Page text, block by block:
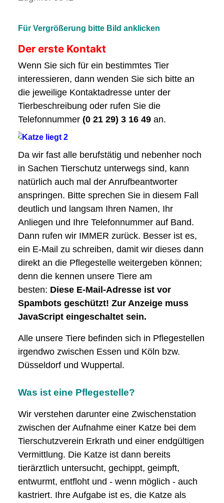
Für Vergrößerung bitte Bild anklicken
Der erste Kontakt
Wenn Sie sich für ein bestimmtes Tier
interessieren, dann wenden Sie sich bitte an
die jeweilige Kontaktadresse unter der
Tierbeschreibung oder rufen Sie die
Telefonnummer (0 21 29) 3 16 49 an.
Da wir fast alle berufstätig und nebenher noch
in Sachen Tierschutz unterwegs sind, kann
natürlich auch mal der Anrufbeantworter
anspringen. Bitte sprechen Sie in diesem Fall
deutlich und langsam Ihren Namen, Ihr
Anliegen und Ihre Telefonnummer auf Band.
Dann rufen wir IMMER zurück. Besser ist es,
ein E-Mail zu schreiben, damit wir dieses dann
direkt an die Pflegestelle weitergeben können;
denn die kennen unsere Tiere am
besten: Diese E-Mail-Adresse ist vor
Spambots geschützt! Zur Anzeige muss
JavaScript eingeschaltet sein.
Alle unsere Tiere befinden sich in Pflegestellen
irgendwo zwischen Essen und Köln bzw.
Düsseldorf und Wuppertal.
Was ist eine Pflegestelle?
Wir verstehen darunter eine Zwischenstation
zwischen der Aufnahme einer Katze bei dem
Tierschutzverein Erkrath und einer endgültigen
Vermittlung. Die Katze ist dann bereits
tierärztlich untersucht, gechippt, geimpft,
entwurmt, entfloht und - wenn möglich - auch
kastriert. Ihre Aufgabe ist es, die Katze als